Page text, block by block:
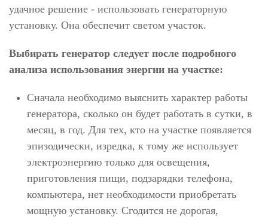
удачное решение - использовать генераторную
установку. Она обеспечит светом участок.
Выбирать генератор следует после подробного
анализа использования энергии на участке:
Сначала необходимо выяснить характер работы
генератора, сколько он будет работать в сутки, в
месяц, в год. Для тех, кто на участке появляется
эпизодически, изредка, к тому же использует
электроэнергию только для освещения,
приготовления пищи, подзарядки телефона,
компьютера, нет необходимости приобретать
мощную установку. Сгодится не дорогая,